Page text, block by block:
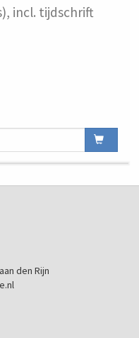
incl. tijdschrift
den Rijn